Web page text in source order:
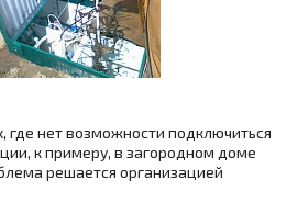
где нет возможности подключиться
к примеру, в загородном доме
решается организацией